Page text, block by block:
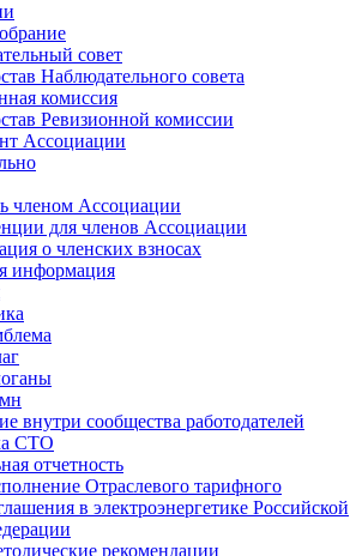
совет
Наблюдательного совета
комиссия
Ревизионной комиссии
Ассоциации
членом Ассоциации
для членов Ассоциации
о членских взносах
информация
внутри сообщества работодателей
СТО
отчетность
Отраслевого тарифного
в электроэнергетике Российской
рекомендации